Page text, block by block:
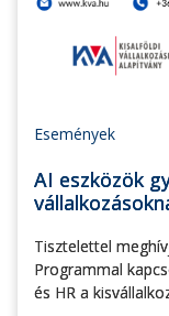
Események
AI eszközök
Tisztelettel
Programmal
és HR a